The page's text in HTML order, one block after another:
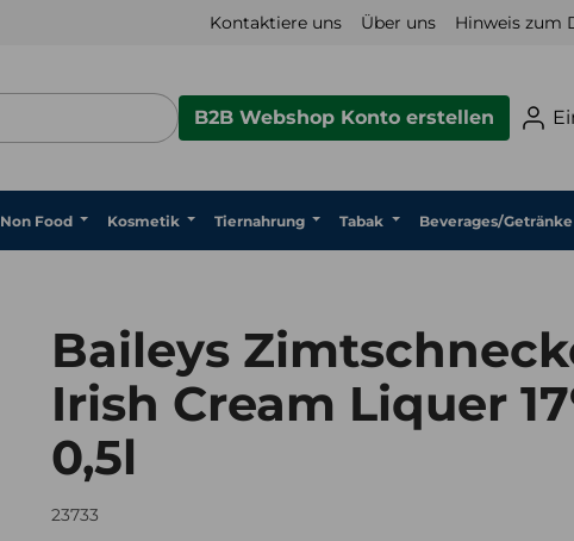
Kontaktiere uns Über uns Hinweis zum
B2B Webshop Konto erstellen
Non Food Kosmetik Tiernahrung Tabak Beverages/Getränke
Baileys
Irish Cream Liquer
0,5l
23733